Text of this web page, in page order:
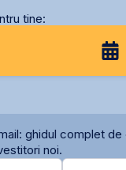
tine:
ghidul complet
noi.